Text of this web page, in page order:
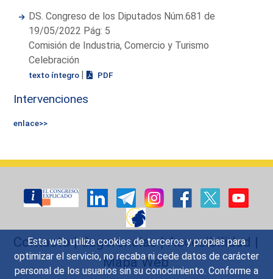
Esta web utiliza cookies de terceros y propias para
optimizar el servicio, no recaba ni cede datos de carácter
personal de los usuarios sin su conocimiento. Conforme a
DS. Congreso de los Diputados Núm.681 de
19/05/2022 Pág: 5
Comisión de Industria, Comercio y Turismo
Celebración
texto íntegro | PDF
Intervenciones
enlace>>
Contacto|Sugerencias|Accesibilidad |
Mapa Web